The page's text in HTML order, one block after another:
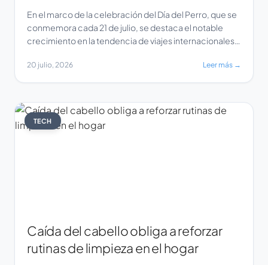
En el marco de la celebración del Día del Perro, que se
conmemora cada 21 de julio, se destaca el notable
crecimiento en la tendencia de viajes internacionales
importantes cadenas hoteleras a reforzar sus
programas ‘pet-friendly’, adaptando sus servicios
viajeros […]
20 julio, 2026 Leer más →
TECH
Caída del cabello obliga a reforzar
rutinas de limpieza en el hogar